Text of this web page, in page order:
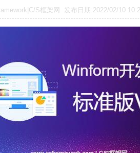
S框架网 发布日期:2022/02/10